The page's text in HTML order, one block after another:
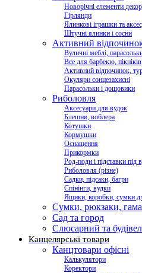
Новорічні елементи
Гірлянди
Ялинкові іграшки та
Штучні ялинки і сосни
Активний
Вуличні меблі,
Все для барбекю, пікніків
Активний відпочинок,
Окуляри сонцезахисні
Парасольки і дощовики
Риболовля
Аксесуари для вудок
Блешня, воблера
Котушки
Кормушки
Оснащення
Прикормки
Род-поди і підставки під
Риболовля (різне)
Садки, підсаки, багри
Спінінги, вудки
Ящики, коробки, сумки
Сумки, рюкзаки,
Сад та город
Слюсарний та
Канцелярські товари
Канцтовари офісні
Калькулятори
Коректори